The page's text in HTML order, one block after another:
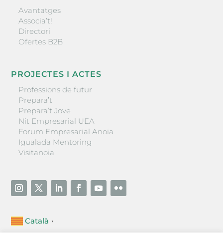
Avantatges
Associa’t!
Directori
Ofertes B2B
PROJECTES I ACTES
Professions de futur
Prepara’t
Prepara’t Jove
Nit Empresarial UEA
Forum Empresarial Anoia
Igualada Mentoring
Visitanoia
Català ▼